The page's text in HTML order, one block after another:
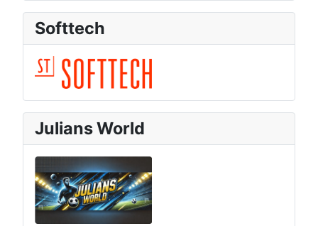
Softtech
Julians World